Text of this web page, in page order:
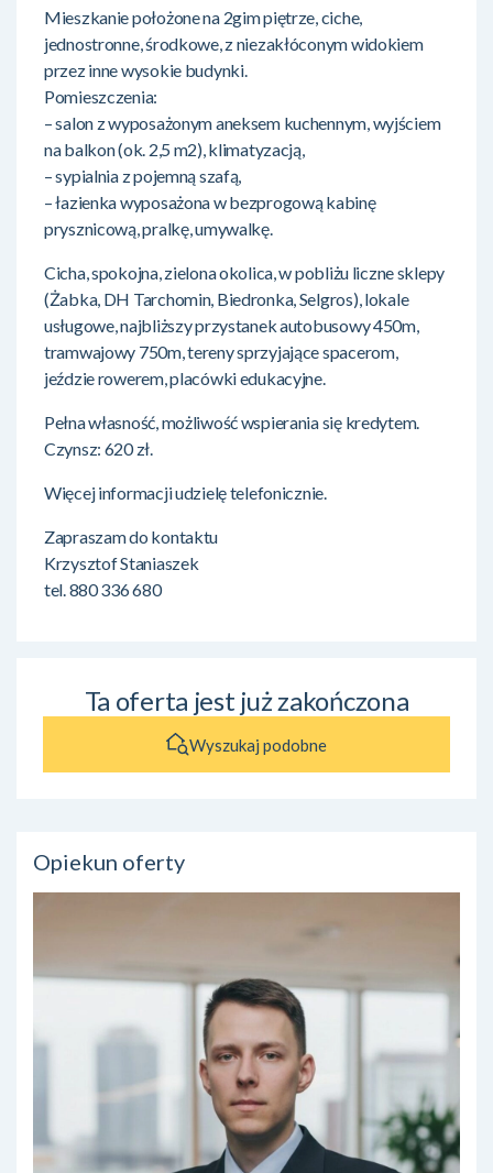
Mieszkanie położone na 2gim piętrze, ciche,
jednostronne, środkowe, z niezakłóconym widokiem
przez inne wysokie budynki.
Pomieszczenia:
– salon z wyposażonym aneksem kuchennym, wyjściem
na balkon (ok. 2,5 m2), klimatyzacją,
– sypialnia z pojemną szafą,
– łazienka wyposażona w bezprogową kabinę
prysznicową, pralkę, umywalkę.
Cicha, spokojna, zielona okolica, w pobliżu liczne sklepy
(Żabka, DH Tarchomin, Biedronka, Selgros), lokale
usługowe, najbliższy przystanek autobusowy 450m,
tramwajowy 750m, tereny sprzyjające spacerom,
jeździe rowerem, placówki edukacyjne.
Pełna własność, możliwość wspierania się kredytem.
Czynsz: 620 zł.
Więcej informacji udzielę telefonicznie.
Zapraszam do kontaktu
Krzysztof Staniaszek
tel. 880 336 680
Ta oferta jest już zakończona
Wyszukaj podobne
Opiekun oferty